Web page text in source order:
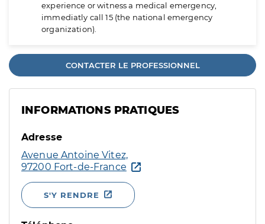
experience or witness a medical emergency,
immediatly call 15 (the national emergency
organization).
CONTACTER LE PROFESSIONNEL
INFORMATIONS PRATIQUES
Adresse
Avenue Antoine Vitez,
97200 Fort-de-France
S'Y RENDRE